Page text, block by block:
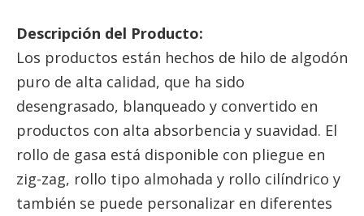
Descripción del Producto:
Los productos están hechos de hilo de algodón
puro de alta calidad, que ha sido
desengrasado, blanqueado y convertido en
productos con alta absorbencia y suavidad. El
rollo de gasa está disponible con pliegue en
zig-zag, rollo tipo almohada y rollo cilíndrico y
también se puede personalizar en diferentes